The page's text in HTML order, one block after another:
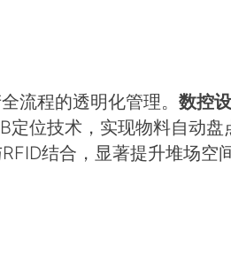
流程的透明化管理。 数控
定位技术，实现物料自动
结合，显著提升堆场空